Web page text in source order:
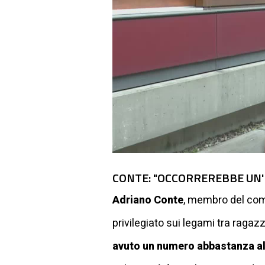
CONTE: "OCCORREREBBE
Adriano Conte, membro del
privilegiato sui legami tra
avuto un numero abbastanza